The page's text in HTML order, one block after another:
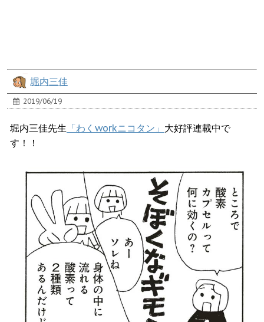
堀内三佳
2019/06/19
堀内三佳先生 「わくworkニコタン」 大好評連載中で
す！！